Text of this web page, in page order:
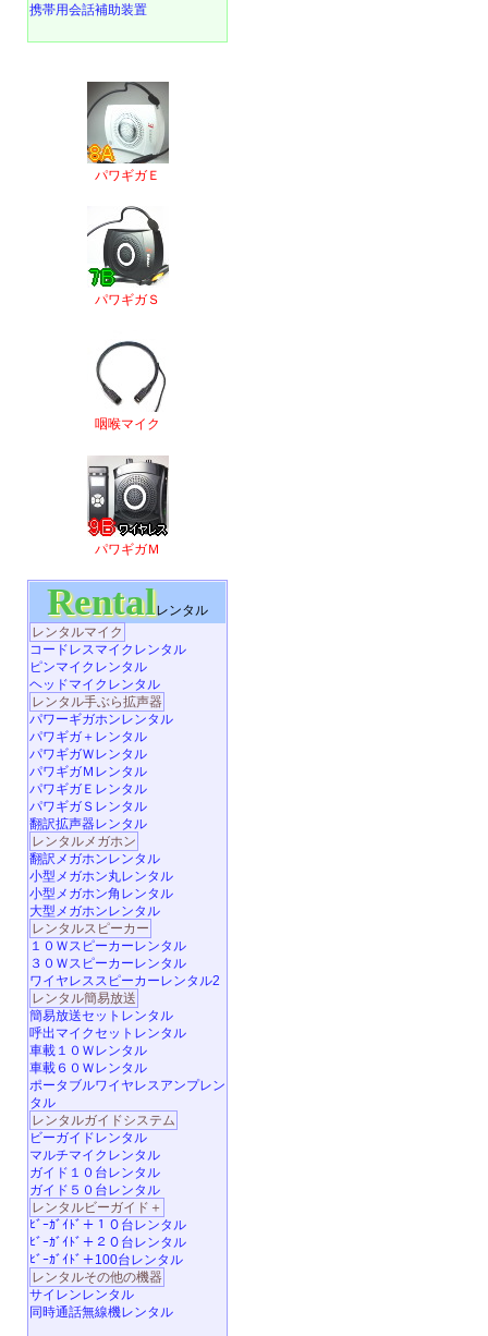
携帯用会話補助装置
パワギガＥ
パワギガＳ
咽喉マイク
パワギガＭ
Rentalレンタル
レンタルマイク
コードレスマイクレンタル
ピンマイクレンタル
ヘッドマイクレンタル
レンタル手ぶら拡声器
パワーギガホンレンタル
パワギガ＋レンタル
パワギガＷレンタル
パワギガＭレンタル
パワギガＥレンタル
パワギガＳレンタル
翻訳拡声器レンタル
レンタルメガホン
翻訳メガホンレンタル
小型メガホン丸レンタル
小型メガホン角レンタル
大型メガホンレンタル
レンタルスピーカー
１０Ｗスピーカーレンタル
３０Ｗスピーカーレンタル
ワイヤレススピーカーレンタル2
レンタル簡易放送
簡易放送セットレンタル
呼出マイクセットレンタル
車載１０Ｗレンタル
車載６０Ｗレンタル
ポータブルワイヤレスアンプレン
タル
レンタルガイドシステム
ビーガイドレンタル
マルチマイクレンタル
ガイド１０台レンタル
ガイド５０台レンタル
レンタルビーガイド＋
ﾋﾞｰｶﾞｲﾄﾞ＋１０台レンタル
ﾋﾞｰｶﾞｲﾄﾞ＋２０台レンタル
ﾋﾞｰｶﾞｲﾄﾞ＋100台レンタル
レンタルその他の機器
サイレンレンタル
同時通話無線機レンタル